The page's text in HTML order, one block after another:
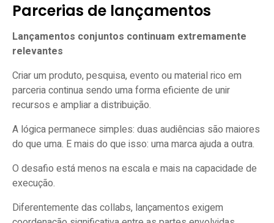
Parcerias de lançamentos
Lançamentos conjuntos continuam extremamente
relevantes
Criar um produto, pesquisa, evento ou material rico em
parceria continua sendo uma forma eficiente de unir
recursos e ampliar a distribuição.
A lógica permanece simples: duas audiências são maiores
do que uma. E mais do que isso: uma marca ajuda a outra.
O desafio está menos na escala e mais na capacidade de
execução.
Diferentemente das collabs, lançamentos exigem